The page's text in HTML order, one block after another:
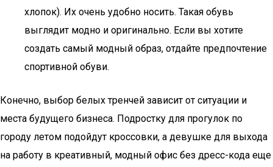
хлопок). Их очень удобно носить. Такая обувь
выглядит модно и оригинально. Если вы хотите
создать самый модный образ, отдайте предпочтение
спортивной обуви.
Конечно, выбор белых тренчей зависит от ситуации и
места будущего бизнеса. Подростку для прогулок по
городу летом подойдут кроссовки, а девушке для выхода
на работу в креативный, модный офис без дресс-кода еще